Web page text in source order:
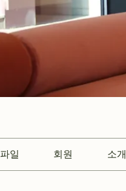
파일 회원 소개